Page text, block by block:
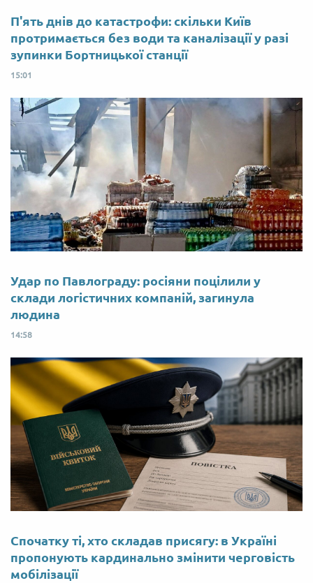
П'ять днів до катастрофи: скільки Київ
протримається без води та каналізації у разі
зупинки Бортницької станції
15:01
Удар по Павлограду: росіяни поцілили у
склади логістичних компаній, загинула
людина
14:58
Спочатку ті, хто складав присягу: в Україні
пропонують кардинально змінити черговість
мобілізації